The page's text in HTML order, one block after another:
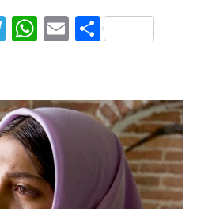
T
el
g
ra
m
W
h
s
A
p
p
E
m
l
S
h
e